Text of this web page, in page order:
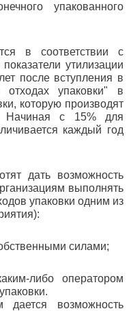
упакованного
в соответствии с
утилизации
после вступления в
упаковки" в
которую производят
Начиная с 15% для
каждый год
дать возможность
выполнять
упаковки одним из
силами;
либо оператором
дается возможность